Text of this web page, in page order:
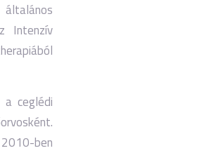
Intenzív
ceglédi
ben